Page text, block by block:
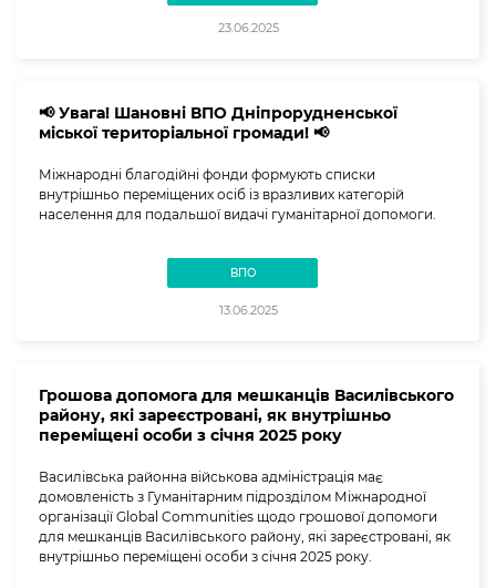
23.06.2025
📢 Увага! Шановні ВПО Дніпрорудненської
міської територіальної громади! 📢
Міжнародні благодійні фонди формують списки
внутрішньо переміщених осіб із вразливих категорій
населення для подальшої видачі гуманітарної допомоги.
ВПО
13.06.2025
Грошова допомога для мешканців Василівського
району, які зареєстровані, як внутрішньо
переміщені особи з січня 2025 року
Василівська районна військова адміністрація має
домовленість з Гуманітарним підрозділом Міжнародної
організації Global Communities щодо грошової допомоги
для мешканців Василівського району, які зареєстровані, як
внутрішньо переміщені особи з січня 2025 року.